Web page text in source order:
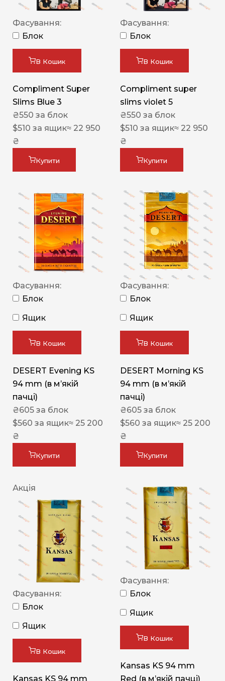
Фасування:
Блок
В Кошик
Compliment Super
Slims Blue 3
₴550 за блок
$510 за ящик≈ 22 950
₴
Купити
Фасування:
Блок
В Кошик
Compliment super
slims violet 5
₴550 за блок
$510 за ящик≈ 22 950
₴
Купити
Фасування:
Блок
Ящик
В Кошик
DESERT Evening KS
94 mm (в мʼякій
пачці)
₴605 за блок
$560 за ящик≈ 25 200
₴
Купити
Фасування:
Блок
Ящик
В Кошик
DESERT Morning KS
94 mm (в мʼякій
пачці)
₴605 за блок
$560 за ящик≈ 25 200
₴
Купити
Акція
Фасування:
Блок
Ящик
В Кошик
Kansas KS 94 mm
Фасування:
Блок
Ящик
В Кошик
Kansas KS 94 mm
Red (в мʼякій пачці)